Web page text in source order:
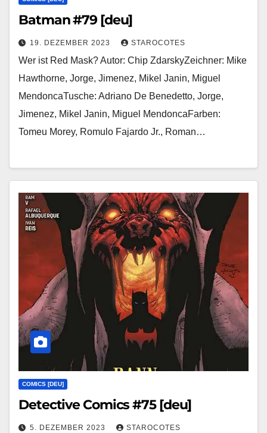
Batman #79 [deu]
19. DEZEMBER 2023 STAROCOTES
Wer ist Red Mask? Autor: Chip ZdarskyZeichner: Mike
Hawthorne, Jorge, Jimenez, Mikel Janin, Miguel
MendoncaTusche: Adriano De Benedetto, Jorge,
Jimenez, Mikel Janin, Miguel MendoncaFarben:
Tomeu Morey, Romulo Fajardo Jr., Roman…
COMICS [DEU]
Detective Comics #75 [deu]
5. DEZEMBER 2023 STAROCOTES